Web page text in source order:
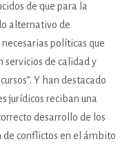
de que para la
alternativo de
políticas que
servicios de calidad y
Y han destacado
jurídicos reciban una
desarrollo de los
de conflictos en el ámbito